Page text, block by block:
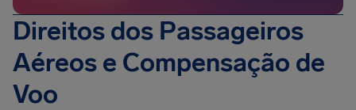
Direitos dos Passageiros
Aéreos e Compensação de
Voo